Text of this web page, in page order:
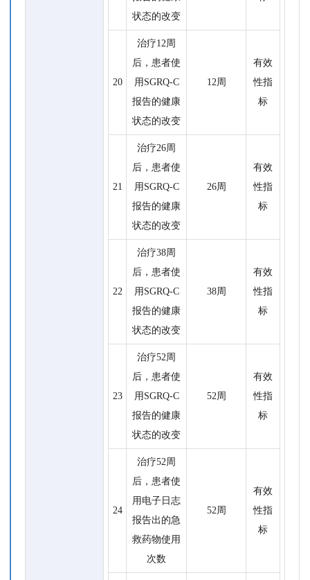
状态的改变
20
治疗12周
后，患者使
用SGRQ-C
报告的健康
状态的改变
12周
有效
性指
标
21
治疗26周
后，患者使
用SGRQ-C
报告的健康
状态的改变
26周
有效
性指
标
22
治疗38周
后，患者使
用SGRQ-C
报告的健康
状态的改变
38周
有效
性指
标
23
治疗52周
后，患者使
用SGRQ-C
报告的健康
状态的改变
52周
有效
性指
标
24
治疗52周
后，患者使
用电子日志
报告出的急
救药物使用
次数
52周
有效
性指
标